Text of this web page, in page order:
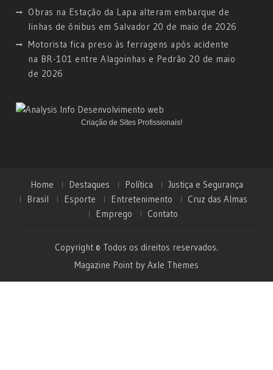
Obras na Estação da Lapa alteram embarque de
linhas de ônibus em Salvador 20 de maio de 2026
Motorista fica preso às ferragens após acidente
na BR-101 entre Alagoinhas e Pedrão 20 de maio
de 2026
Criação de Sites Profissionais!
Home Destaques Política
Justiça e Segurança
Brasil
Esporte Entretenimento
Cruz das Almas
Emprego
Contato
Copyright © Todos os direitos reservados.
Magazine Point by Axle Themes